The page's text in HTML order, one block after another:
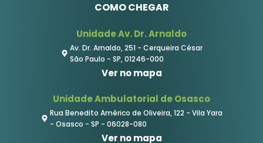
COMO CHEGAR
Unidade Av. Dr. Arnaldo
Av. Dr. Arnaldo, 251 - Cerqueira César
São Paulo - SP, 01246-000
Ver no mapa
Unidade Ambulatorial de Osasco
Rua Benedito Américo de Oliveira, 122 - Vila Yara
- Osasco - SP - 06028-080
Ver no mapa